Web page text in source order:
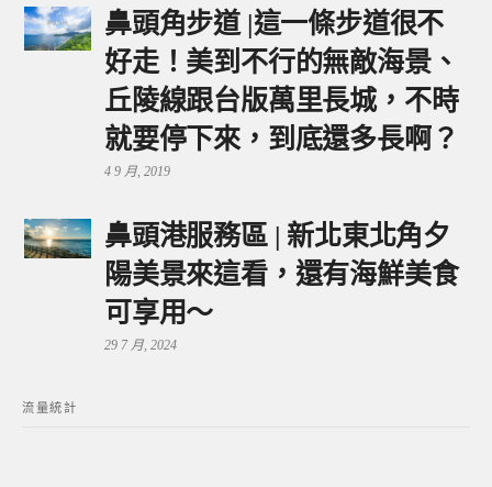
鼻頭角步道 |這一條步道很不
好走！美到不行的無敵海景、
丘陵線跟台版萬里長城，不時
就要停下來，到底還多長啊？
4 9 月, 2019
鼻頭港服務區 | 新北東北角夕
陽美景來這看，還有海鮮美食
可享用～
29 7 月, 2024
流量統計